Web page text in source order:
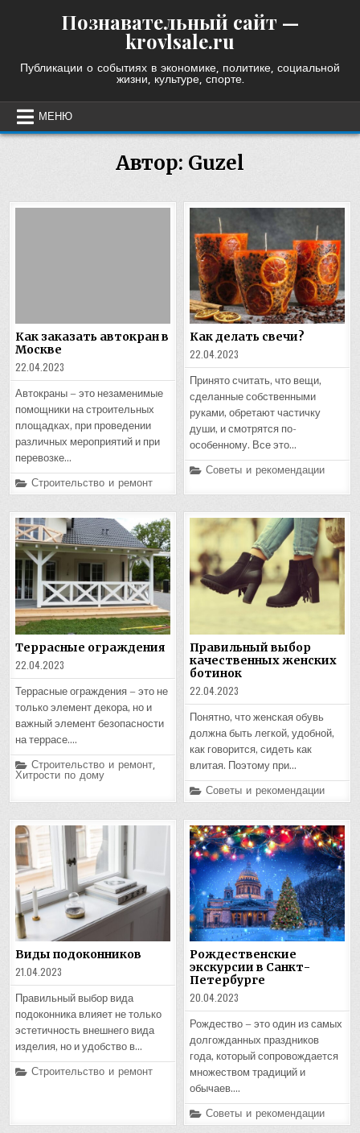
Познавательный сайт —
krovlsale.ru
Публикации о событиях в экономике, политике, социальной
жизни, культуре, спорте.
МЕНЮ
Автор: Guzel
Как заказать автокран в
Москве
22.04.2023
Автокраны – это незаменимые
помощники на строительных
площадках, при проведении
различных мероприятий и при
перевозке…
Posted
in
Строительство и ремонт
Как делать свечи?
22.04.2023
Принято считать, что вещи,
сделанные собственными
руками, обретают частичку
души, и смотрятся по-
особенному. Все это…
Posted
Советы и рекомендации
Террасные ограждения
22.04.2023
Террасные ограждения – это не
только элемент декора, но и
важный элемент безопасности
на террасе….
Posted
in
Строительство и ремонт,
Хитрости по дому
Правильный выбор
качественных женских
ботинок
22.04.2023
Понятно, что женская обувь
должна быть легкой, удобной,
как говорится, сидеть как
влитая. Поэтому при…
Posted
in
Советы и рекомендации
Виды подоконников
21.04.2023
Правильный выбор вида
подоконника влияет не только
эстетичность внешнего вида
изделия, но и удобство в…
Posted
Строительство и ремонт
Рождественские
экскурсии в Санкт-
Петербурге
20.04.2023
Рождество – это один из самых
долгожданных праздников
года, который сопровождается
множеством традиций и
обычаев….
Posted
in
Советы и рекомендации